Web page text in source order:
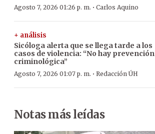
Agosto 7, 2026 01:26 p. m. · Carlos Aquino
+ análisis
Sicóloga alerta que se llega tarde a los
casos de violencia: “No hay prevención
criminológica”
Agosto 7, 2026 01:07 p. m. · Redacción ÚH
Notas más leídas